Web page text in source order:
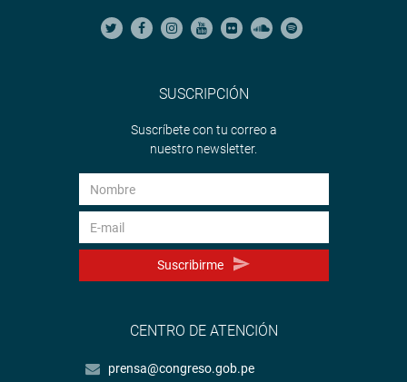
SUSCRIPCIÓN
Suscríbete con tu correo a
nuestro newsletter.
Suscribirme
CENTRO DE ATENCIÓN
prensa@congreso.gob.pe